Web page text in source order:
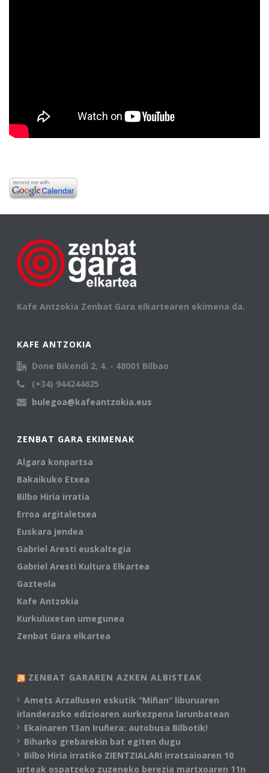
Kafe Antzokia Zenbat Gara elkartearen ekimena da.
KAFE ANTZOKIA
Done Bikendi 2, 4. - 48001 Bilbao
(+34) 944244625
bulegoa@kafeantzokia.eus
ZENBAT GARA EKIMENAK
Algara konpartsa
Bakaikuko Etxea
Bilbo Hiria irratia
Erroa argitaletxea
Euskara jendea
Gabriel Aresti euskaltegia
Gabriel Aresti Kultura Elkartea
Gazteola
Kafe Antzokia
Kurkuluxetan umegunea
Zenbat Gara elkartea
ZENBAT GARAREN AZKEN ALBISTEAK
Amets Arzallusen eskutik “Miñan” liburuaren
irlanderazko edizioaren aurkezpena larunbatean
Ekainaren 13an Iruñera: autobusa Bilbotik!
Biharko grebarekin bat egiten dugu
Bilbo Hiria irratiko ZIENTZIALARI irratsaioaren 10
urteak ospatzeko zuzeneko berezia martxoaren 11n